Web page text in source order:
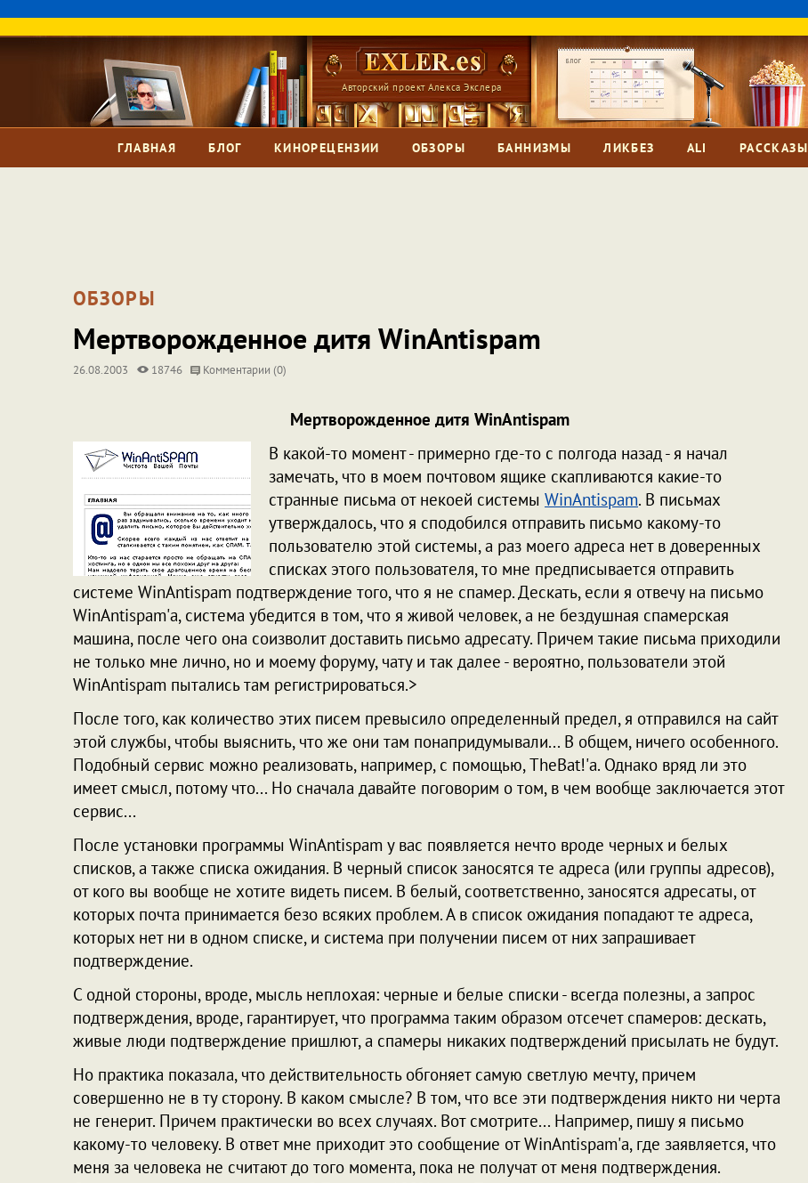
Авторский проект Алекса Экслера
ГЛАВНАЯ БЛОГ КИНОРЕЦЕНЗИИ ОБЗОРЫ БАННИЗМЫ ЛИКБЕЗ ALI РАССКАЗЫ
ОБЗОРЫ
Мертворожденное дитя WinAntispam
26.08.2003 18746 Комментарии (0)
Мертворожденное дитя WinAntispam
В какой-то момент - примерно где-то с полгода назад - я начал
замечать, что в моем почтовом ящике скапливаются какие-то
странные письма от некоей системы WinAntispam. В письмах
утверждалось, что я сподобился отправить письмо какому-то
пользователю этой системы, а раз моего адреса нет в доверенных
списках этого пользователя, то мне предписывается отправить
системе WinAntispam подтверждение того, что я не спамер. Дескать, если я отвечу на письмо
WinAntispam'а, система убедится в том, что я живой человек, а не бездушная спамерская
машина, после чего она соизволит доставить письмо адресату. Причем такие письма приходили
не только мне лично, но и моему форуму, чату и так далее - вероятно, пользователи этой
WinAntispam пытались там регистрироваться.>
После того, как количество этих писем превысило определенный предел, я отправился на сайт
этой службы, чтобы выяснить, что же они там понапридумывали... В общем, ничего особенного.
Подобный сервис можно реализовать, например, с помощью, TheBat!'а. Однако вряд ли это
имеет смысл, потому что... Но сначала давайте поговорим о том, в чем вообще заключается этот
сервис...
После установки программы WinAntispam у вас появляется нечто вроде черных и белых
списков, а также списка ожидания. В черный список заносятся те адреса (или группы адресов),
от кого вы вообще не хотите видеть писем. В белый, соответственно, заносятся адресаты, от
которых почта принимается безо всяких проблем. А в список ожидания попадают те адреса,
которых нет ни в одном списке, и система при получении писем от них запрашивает
подтверждение.
С одной стороны, вроде, мысль неплохая: черные и белые списки - всегда полезны, а запрос
подтверждения, вроде, гарантирует, что программа таким образом отсечет спамеров: дескать,
живые люди подтверждение пришлют, а спамеры никаких подтверждений присылать не будут.
Но практика показала, что действительность обгоняет самую светлую мечту, причем
совершенно не в ту сторону. В каком смысле? В том, что все эти подтверждения никто ни черта
не генерит. Причем практически во всех случаях. Вот смотрите... Например, пишу я письмо
какому-то человеку. В ответ мне приходит это сообщение от WinAntispam'а, где заявляется, что
меня за человека не считают до того момента, пока не получат от меня подтверждения.